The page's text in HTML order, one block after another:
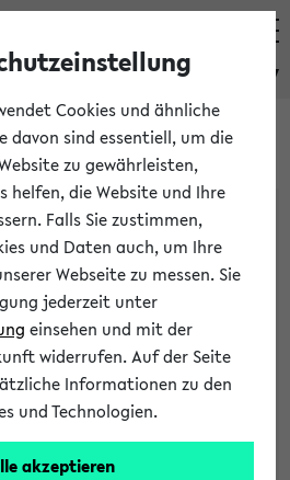
eKVV
Cookies und ähnliche
davon sind essentiell, um die
zu gewährleisten,
helfen, die Website und Ihre
Falls Sie zustimmen,
und Daten auch, um Ihre
Webseite zu messen. Sie
jederzeit unter
einsehen und mit der
widerrufen. Auf der Seite
Informationen zu den
und Technologien.
akzeptieren